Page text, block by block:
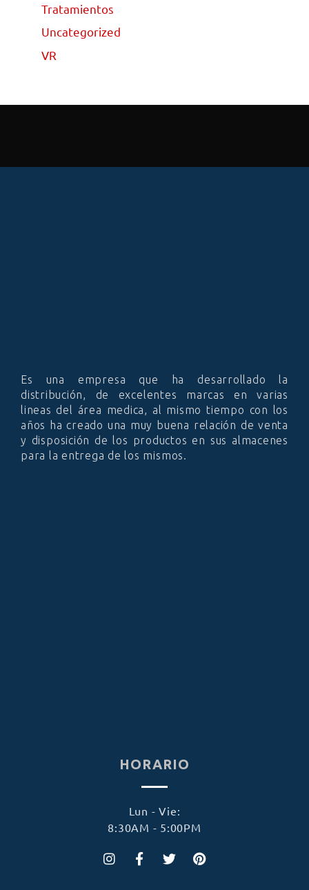
Tratamientos
Uncategorized
VR
Es una empresa que ha desarrollado la
distribución, de excelentes marcas en varias
lineas del área medica, al mismo tiempo con los
años ha creado una muy buena relación de venta
y disposición de los productos en sus almacenes
para la entrega de los mismos.
HORARIO
Lun - Vie:
8:30AM - 5:00PM